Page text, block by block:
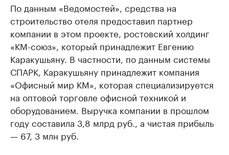
По данным «Ведомостей», средства на
строительство отеля предоставил партнер
компании в этом проекте, ростовский холдинг
«КМ-союз», который принадлежит Евгению
Каракушьяну. В частности, по данным системы
СПАРК, Каракушьяну принадлежит компания
«Офисный мир КМ», которая специализируется
на оптовой торговле офисной техникой и
оборудованием. Выручка компании в прошлом
году составила 3,8 млрд руб., а чистая прибыль
— 67, 3 млн руб.